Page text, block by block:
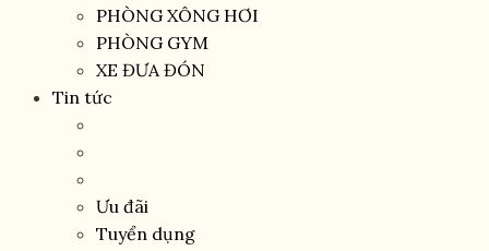
PHÒNG XÔNG HƠI
PHÒNG GYM
XE ĐƯA ĐÓN
Tin tức
Ưu đãi
Tuyển dụng